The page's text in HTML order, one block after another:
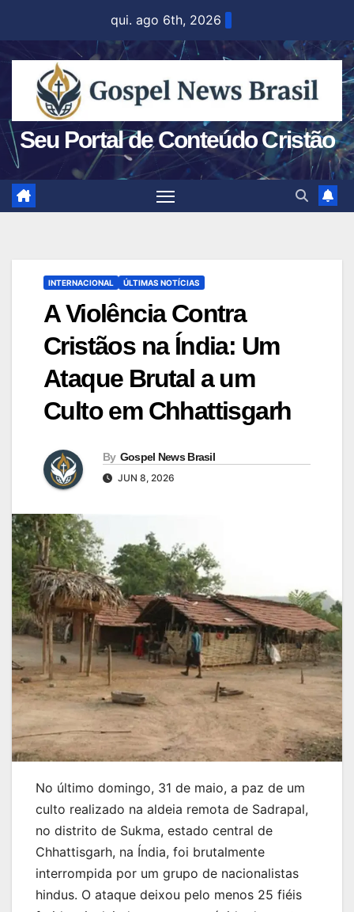
content
qui. ago 6th, 2026
Seu Portal de Conteúdo Cristão
INTERNACIONAL ÚLTIMAS NOTÍCIAS
A Violência Contra
Cristãos na Índia: Um
Ataque Brutal a um
Culto em Chhattisgarh
By Gospel News Brasil
JUN 8, 2026
No último domingo, 31 de maio, a paz de um
culto realizado na aldeia remota de Sadrapal,
no distrito de Sukma, estado central de
Chhattisgarh, na Índia, foi brutalmente
interrompida por um grupo de nacionalistas
hindus. O ataque deixou pelo menos 25 fiéis